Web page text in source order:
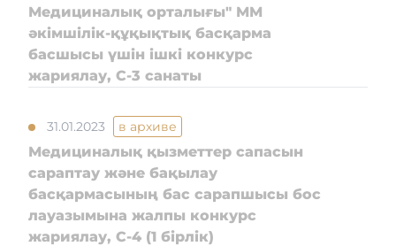
Мемлекеттік сатып алу
Адалдық алаңы
Бірыңғай сөздік
Медициналық орталығы" ММ
әкімшілік-құқықтық басқарма
басшысы үшін ішкі конкурс
жариялау, С-3 санаты
31.01.2023 в архиве
Медициналық қызметтер сапасын
сараптау және бақылау
басқармасының бас сарапшысы бос
лауазымына жалпы конкурс
жариялау, С-4 (1 бірлік)